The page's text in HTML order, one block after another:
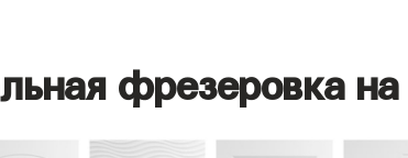
фрезеровка